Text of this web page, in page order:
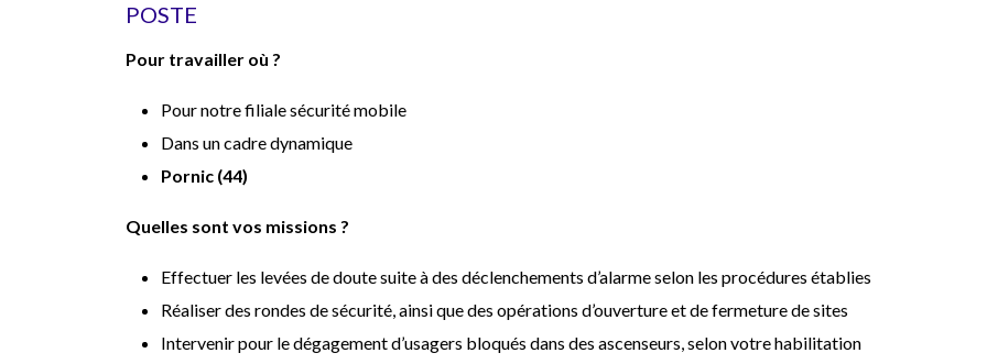
POSTE
Pour travailler où ?
Pour notre filiale sécurité mobile
Dans un cadre dynamique
Pornic (44)
Quelles sont vos missions ?
Effectuer les levées de doute suite à des déclenchements d’alarme selon les procédures établies
Réaliser des rondes de sécurité, ainsi que des opérations d’ouverture et de fermeture de sites
Intervenir pour le dégagement d’usagers bloqués dans des ascenseurs, selon votre habilitation